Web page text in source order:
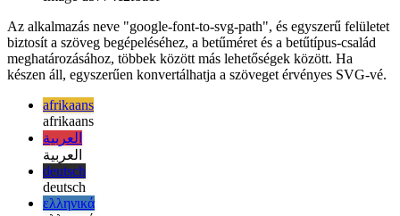
Image d5774c2fba1f
biztosít a szöveg begépeléséhez, a betűméret és a betűtípus-család
meghatározásához, többek között más lehetőségek között. Ha
készen áll, egyszerűen konvertálhatja a szöveget érvényes SVG-vé.
afrikaans
afrikaans
العربية